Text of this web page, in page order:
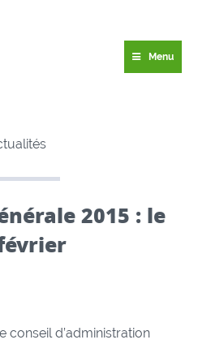
2015 : le
conseil d’administration
Menu